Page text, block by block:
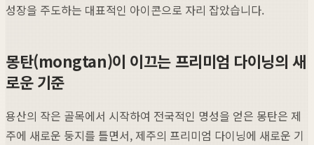
성장을 주도하는 대표적인 아이콘으로 자리 잡았습니다.
몽탄(mongtan)이 이끄는 프리미엄 다이닝의 새
로운 기준
용산의 작은 골목에서 시작하여 전국적인 명성을 얻은 몽탄은 제
주에 새로운 둥지를 틀면서, 제주의 프리미엄 다이닝에 새로운 기